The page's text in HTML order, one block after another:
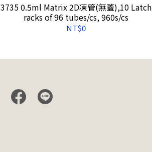
3735 0.5ml Matrix 2D凍管(無蓋),10 Latch
racks of 96 tubes/cs, 960s/cs
NT$0